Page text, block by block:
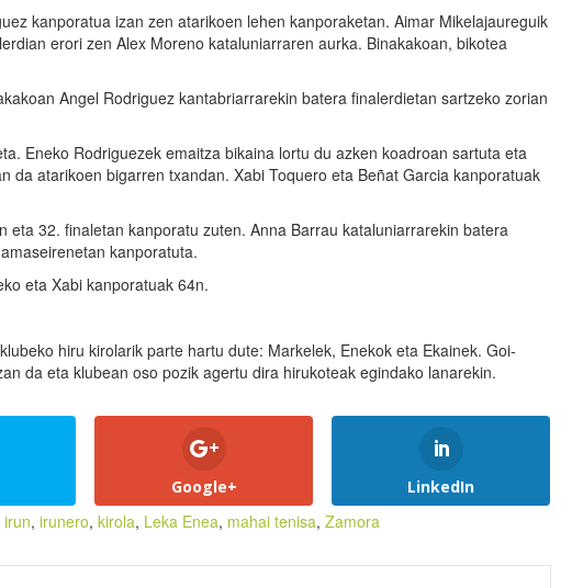
kanporatua izan zen atarikoen lehen kanporaketan. Aimar Mikelajaureguik
erori zen Alex Moreno kataluniarraren aurka. Binakakoan, bikotea
Angel Rodriguez kantabriarrarekin batera finalerdietan sartzeko zorian
Eneko Rodriguezek emaitza bikaina lortu du azken koadroan sartuta eta
da atarikoen bigarren txandan. Xabi Toquero eta Beñat Garcia kanporatuak
eta 32. finaletan kanporatu zuten. Anna Barrau kataluniarrarekin batera
kanporatuta.
eta Xabi kanporatuak 64n.
hiru kirolarik parte hartu dute: Markelek, Enekok eta Ekainek. Goi-
da eta klubean oso pozik agertu dira hirukoteak egindako lanarekin.
Google+ LinkedIn
irun, irunero, kirola, Leka Enea, mahai tenisa, Zamora